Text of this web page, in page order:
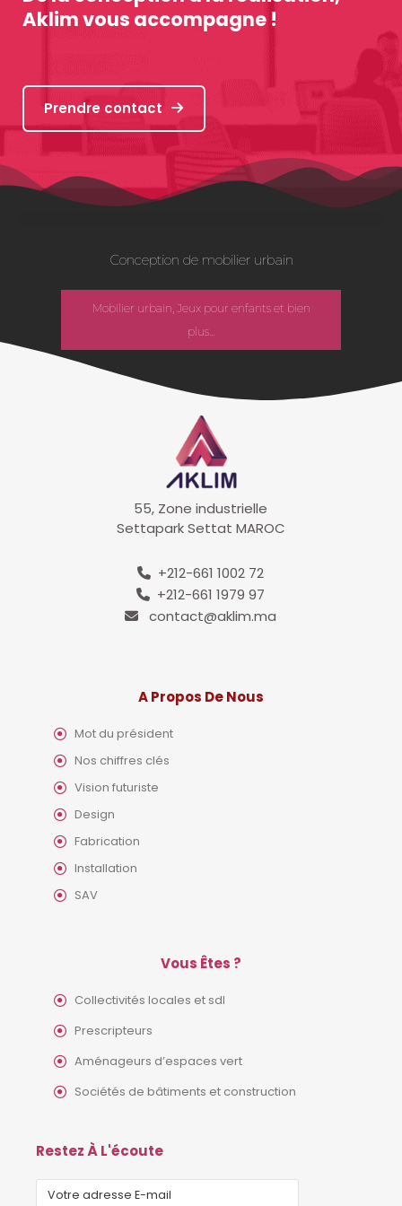
Aklim vous accompagne !
Prendre contact
Conception de mobilier urbain
Mobilier urbain, Jeux pour enfants et bien
plus...
55, Zone industrielle
Settapark Settat MAROC
+212-661 1002 72
+212-661 1979 97
contact@aklim.ma
A Propos De Nous
Mot du président
Nos chiffres clés
Vision futuriste
Design
Fabrication
Installation
SAV
Vous Êtes ?
Collectivités locales et sdl
Prescripteurs
Aménageurs d’espaces vert
Sociétés de bâtiments et construction
Restez À L'écoute